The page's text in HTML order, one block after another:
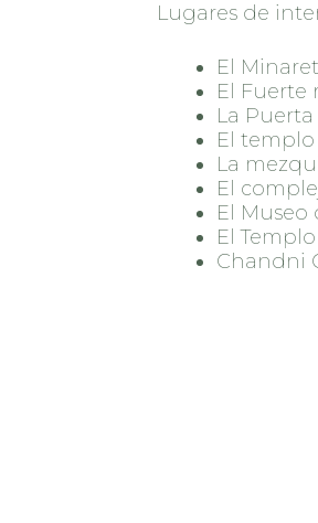
Lugares de
El
El Fuerte
La
El
La
El
El Museo
El
Chandni